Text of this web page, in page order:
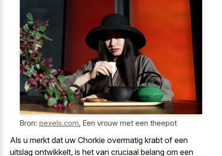
Bron: pexels.com Een vrouw met een theepot
Als u merkt dat uw Chorkie overmatig krabt of een
uitslag ontwikkelt, is het van cruciaal belang om een